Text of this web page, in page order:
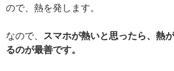
ので、熱を発します。
なので、
スマホが熱いと思ったら、熱
るのが最善です。